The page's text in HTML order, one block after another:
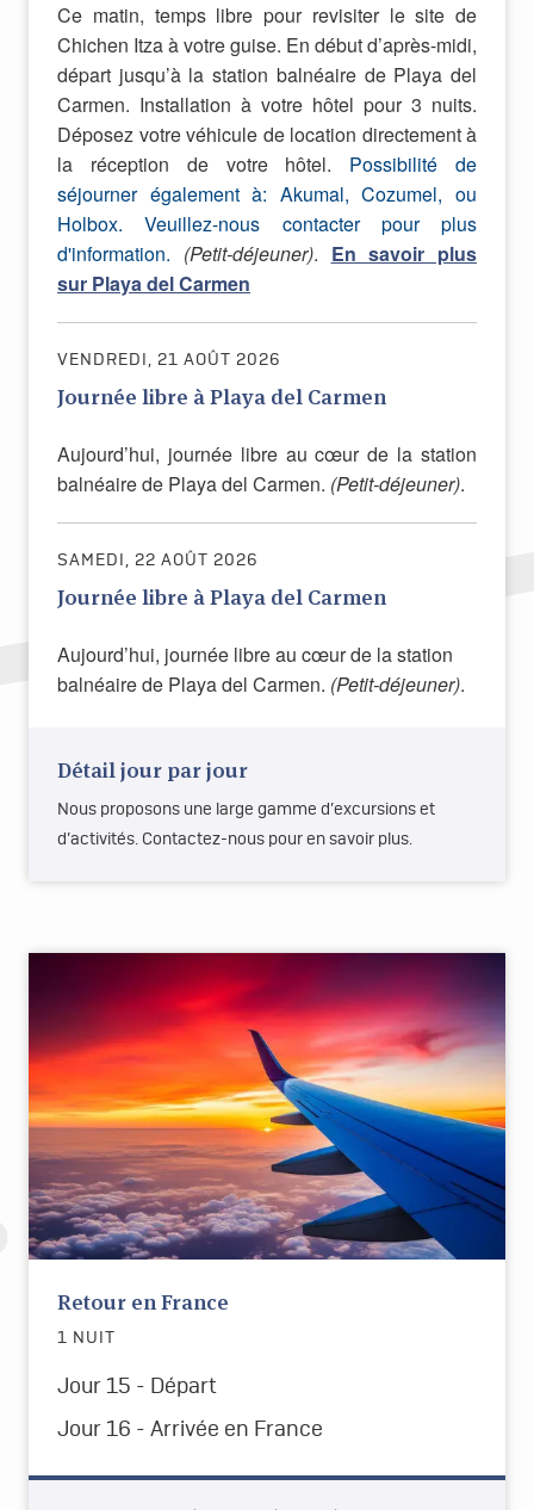
Ce matin, temps libre pour revisiter le site de
Chichen Itza à votre guise. En début d’après-midi,
départ jusqu’à la station balnéaire de Playa del
Carmen. Installation à votre hôtel pour 3 nuits.
Déposez votre véhicule de location directement à
la réception de votre hôtel. Possibilité de
séjourner également à: Akumal, Cozumel, ou
Holbox. Veuillez-nous contacter pour plus
d'information. (Petit-déjeuner). En savoir plus
sur Playa del Carmen
VENDREDI, 21 AOÛT 2026
Journée libre à Playa del Carmen
Aujourd’hui, journée libre au cœur de la station
balnéaire de Playa del Carmen. (Petit-déjeuner).
SAMEDI, 22 AOÛT 2026
Journée libre à Playa del Carmen
Aujourd’hui, journée libre au cœur de la station
balnéaire de Playa del Carmen. (Petit-déjeuner).
Détail jour par jour
Nous proposons une large gamme d’excursions et
d’activités. Contactez-nous pour en savoir plus.
Retour en France
1 NUIT
Jour 15 - Départ
Jour 16 - Arrivée en France